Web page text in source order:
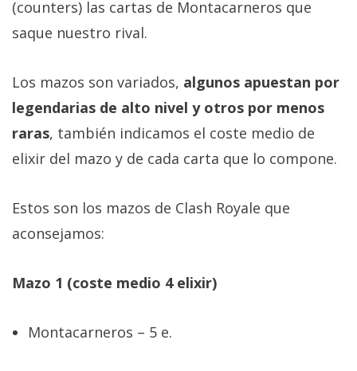
(counters) las cartas de Montacarneros que
saque nuestro rival.
Los mazos son variados, algunos apuestan por
legendarias de alto nivel y otros por menos
raras, también indicamos el coste medio de
elixir del mazo y de cada carta que lo compone.
Estos son los mazos de Clash Royale que
aconsejamos:
Mazo 1 (coste medio 4 elixir)
Montacarneros – 5 e.